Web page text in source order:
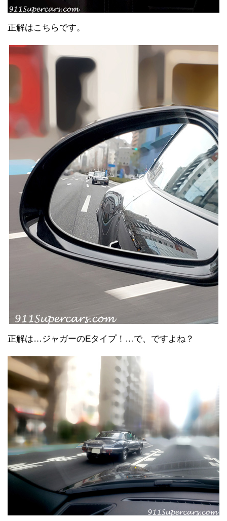
正解はこちらです。
正解は…ジャガーのEタイプ！…で、ですよね？